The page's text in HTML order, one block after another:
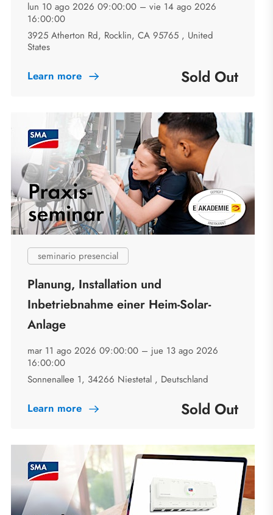
lun 10 ago 2026 09:00:00 – vie 14 ago 2026
16:00:00
3925 Atherton Rd, Rocklin, CA 95765 , United
States
Learn more Sold Out
seminario presencial
Planung, Installation und
Inbetriebnahme einer Heim-Solar-
Anlage
mar 11 ago 2026 09:00:00 – jue 13 ago 2026
16:00:00
Sonnenallee 1, 34266 Niestetal , Deutschland
Learn more Sold Out